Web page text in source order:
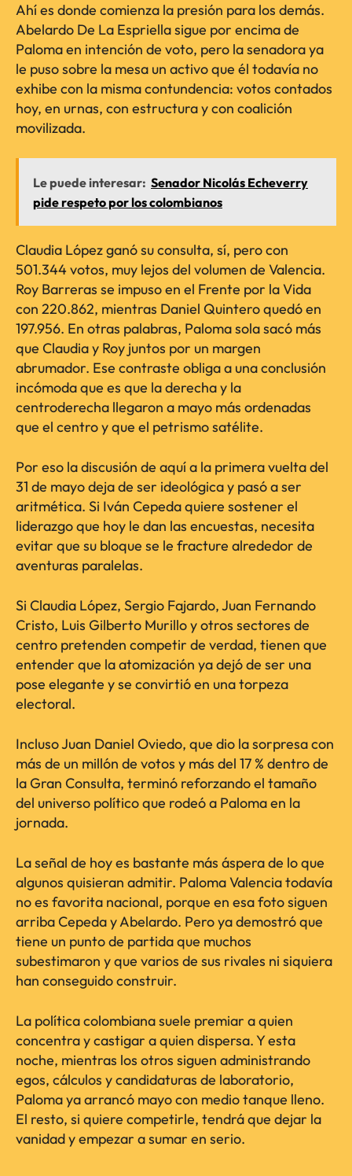
Ahí es donde comienza la presión para los demás.
Abelardo De La Espriella sigue por encima de
Paloma en intención de voto, pero la senadora ya
le puso sobre la mesa un activo que él todavía no
exhibe con la misma contundencia: votos contados
hoy, en urnas, con estructura y con coalición
movilizada.
Le puede interesar: Senador Nicolás Echeverry
pide respeto por los colombianos
Claudia López ganó su consulta, sí, pero con
501.344 votos, muy lejos del volumen de Valencia.
Roy Barreras se impuso en el Frente por la Vida
con 220.862, mientras Daniel Quintero quedó en
197.956. En otras palabras, Paloma sola sacó más
que Claudia y Roy juntos por un margen
abrumador. Ese contraste obliga a una conclusión
incómoda que es que la derecha y la
centroderecha llegaron a mayo más ordenadas
que el centro y que el petrismo satélite.
Por eso la discusión de aquí a la primera vuelta del
31 de mayo deja de ser ideológica y pasó a ser
aritmética. Si Iván Cepeda quiere sostener el
liderazgo que hoy le dan las encuestas, necesita
evitar que su bloque se le fracture alrededor de
aventuras paralelas.
Si Claudia López, Sergio Fajardo, Juan Fernando
Cristo, Luis Gilberto Murillo y otros sectores de
centro pretenden competir de verdad, tienen que
entender que la atomización ya dejó de ser una
pose elegante y se convirtió en una torpeza
electoral.
Incluso Juan Daniel Oviedo, que dio la sorpresa con
más de un millón de votos y más del 17 % dentro de
la Gran Consulta, terminó reforzando el tamaño
del universo político que rodeó a Paloma en la
jornada.
La señal de hoy es bastante más áspera de lo que
algunos quisieran admitir. Paloma Valencia todavía
no es favorita nacional, porque en esa foto siguen
arriba Cepeda y Abelardo. Pero ya demostró que
tiene un punto de partida que muchos
subestimaron y que varios de sus rivales ni siquiera
han conseguido construir.
La política colombiana suele premiar a quien
concentra y castigar a quien dispersa. Y esta
noche, mientras los otros siguen administrando
egos, cálculos y candidaturas de laboratorio,
Paloma ya arrancó mayo con medio tanque lleno.
El resto, si quiere competirle, tendrá que dejar la
vanidad y empezar a sumar en serio.